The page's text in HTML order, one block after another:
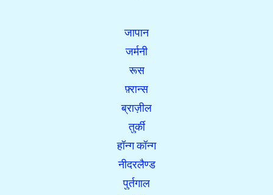
जापान
जर्मनी
रूस
फ़्रान्स
ब्राज़ील
तुर्की
हॉन्ग कॉन्ग
नीदरलैण्ड
पुर्तगाल